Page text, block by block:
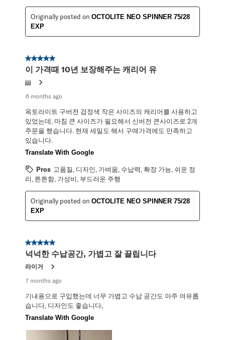
Originally posted on OCTOLITE NEO SPINNER 75/28
EXP
5 out of 5 stars.
이 가격때 10년 보장해주는 캐리어 유
jjj
6 months ago
옥토라이트 구버전 검정색 작은 사이즈의 캐리어를 사용하고
있었는데, 마침 큰 사이즈가 필요해서 신버전 큰사이즈로 2개
주문을 했습니다. 현재 세일도 해서 구매가격에도 만족하고
있습니다.
Translate With Google
Pros 고품질, 디자인, 가벼움, 수납력, 확장 가능, 쉬운 정
리, 튼튼함, 가성비, 부드러운 주행
Originally posted on OCTOLITE NEO SPINNER 75/28
EXP
5 out of 5 stars.
넉넉한 수납공간, 가볍고 잘 끌립니다
라이거
7 months ago
기내용으로 구입했는데 너무 가볍고 수납 공간도 아주 여유롭
습니다, 디자인도 좋습니다,
Translate With Google